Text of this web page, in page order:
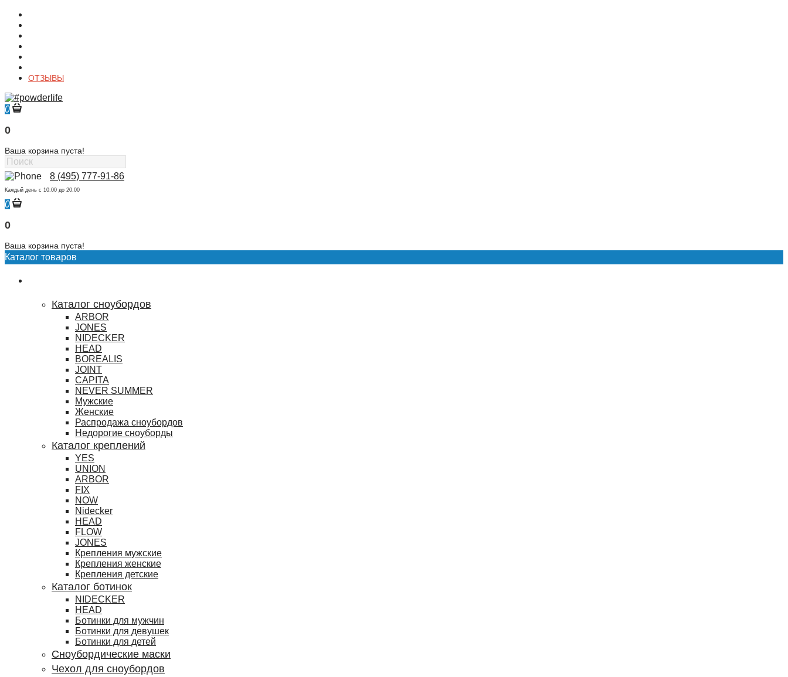
ОТЗЫВЫ
0
0
Ваша корзина пуста!
8 (495) 777-91-86
Каждый день c 10:00 до 20:00
0
0
Ваша корзина пуста!
Каталог товаров
Каталог сноубордов
ARBOR
JONES
NIDECKER
HEAD
BOREALIS
JOINT
CAPITA
NEVER SUMMER
Мужские
Женские
Распродажа сноубордов
Недорогие сноуборды
Каталог креплений
YES
UNION
ARBOR
FIX
NOW
Nidecker
HEAD
FLOW
JONES
Крепления мужские
Крепления женские
Крепления детские
Каталог ботинок
NIDECKER
HEAD
Ботинки для мужчин
Ботинки для девушек
Ботинки для детей
Сноубордические маски
Чехол для сноубордов